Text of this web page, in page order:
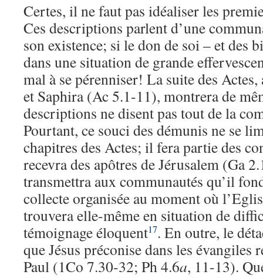
Certes, il ne faut pas idéaliser les
Ces descriptions parlent d’une
son existence; si le don de soi – et des
dans une situation de grande
mal à se pérenniser! La suite des Actes,
et Saphira (Ac 5.1-11), montrera de
descriptions ne disent pas tout de la
Pourtant, ce souci des démunis ne se
chapitres des Actes; il fera partie des
recevra des apôtres de Jérusalem (Ga
transmettra aux communautés qu’il
collecte organisée au moment où
trouvera elle-même en situation de
témoignage éloquent17. En outre, le
que Jésus préconise dans les évangiles
Paul (1Co 7.30-32; Ph 4.6a, 11-13).